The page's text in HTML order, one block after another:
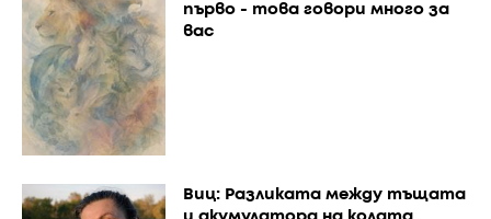
първо - това говори много за
вас
Виц: Разликата между тъщата